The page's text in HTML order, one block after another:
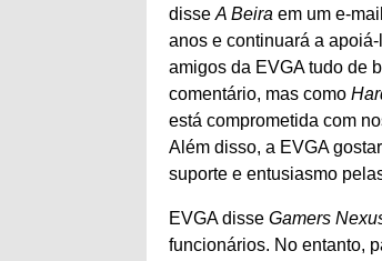
disse A Beira em um e-
anos e continuará a
amigos da EVGA tudo de
comentário, mas como
está comprometida com
Além disso, a EVGA
suporte e entusiasmo
EVGA disse Gamers
funcionários. No entanto,